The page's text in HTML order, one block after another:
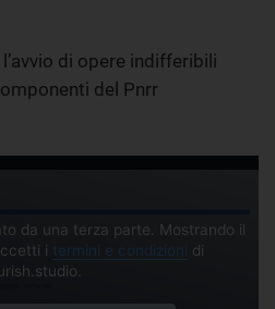
di opere indifferibili
del Pnrr
da una terza parte. Mostrando il
i termini e condizioni di